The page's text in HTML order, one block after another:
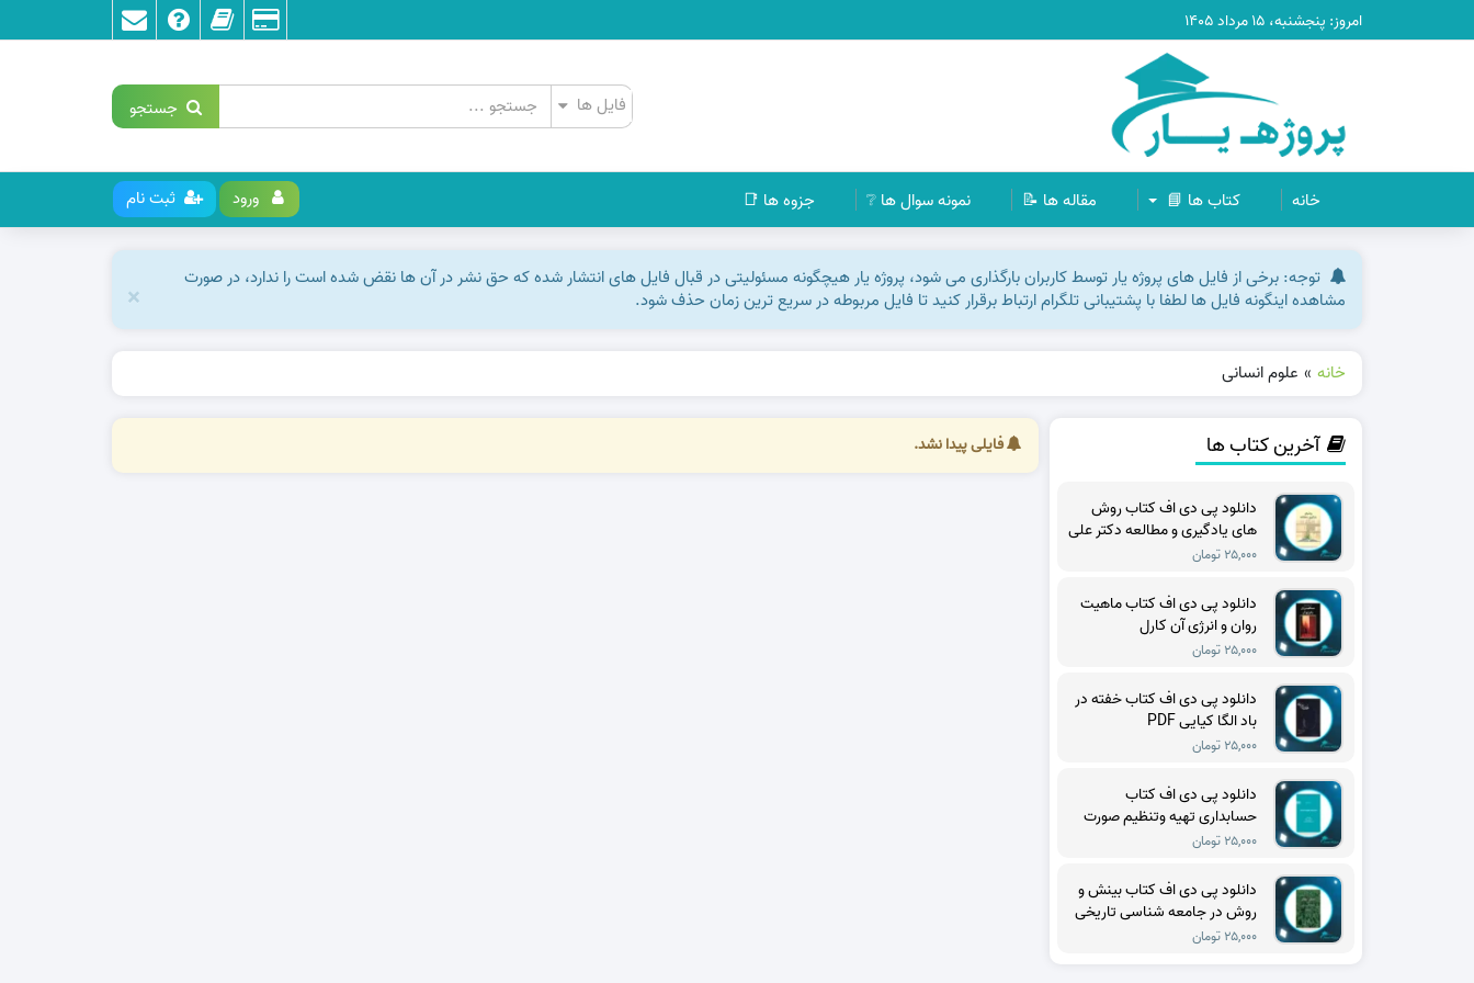
امروز: پنجشنبه، ۱۵ مرداد ۱۴۰۵
جستجو
خانه کتاب ها 📘 مقاله ها 📝 نمونه سوال ها ❔ جزوه ها 📑 ورود ثبت نام
توجه: برخی از فایل های پروژه یار توسط کاربران بارگذاری می شود، پروژه یار هیچگونه مسئولیتی در قبال فایل های انتشار شده که حق نشر در آن ها نقض شده است را ندارد، در صورت
مشاهده اینگونه فایل ها لطفا با پشتیبانی تلگرام ارتباط برقرار کنید تا فایل مربوطه در سریع ترین زمان حذف شود.
×
خانه » علوم انسانی
فایلی پیدا نشد. آخرین کتاب ها
دانلود پی دی اف کتاب روش
های یادگیری و مطالعه دکتر علی
اکبر سیف PDF
۲۵,۰۰۰ تومان
دانلود پی دی اف کتاب ماهیت
روان و انرژی آن کارل
گوستاویونگ PDF
۲۵,۰۰۰ تومان
دانلود پی دی اف کتاب خفته در
باد الگا کیایی PDF
۲۵,۰۰۰ تومان
دانلود پی دی اف کتاب
حسابداری تهیه وتنظیم صورت
های مالی حسن فرج زاده دهکری
۲۵,۰۰۰ تومان
دانلود پی دی اف کتاب بینش و
روش در جامعه شناسی تاریخی
تدا اسکاچپول PDF
۲۵,۰۰۰ تومان